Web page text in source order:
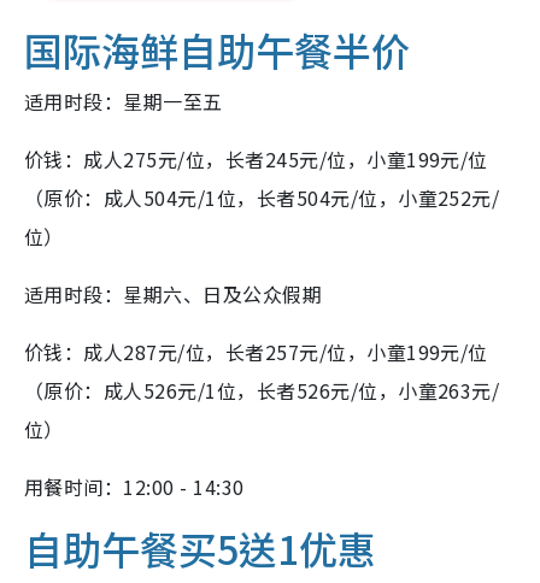
国际海鲜自助午餐半价
适用时段：星期一至五
价钱：成人275元/位，长者245元/位，小童199元/位
（原价：成人504元/1位，长者504元/位，小童252元/
位）
适用时段：星期六、日及公众假期
价钱：成人287元/位，长者257元/位，小童199元/位
（原价：成人526元/1位，长者526元/位，小童263元/
位）
用餐时间：12:00 - 14:30
自助午餐买5送1优惠